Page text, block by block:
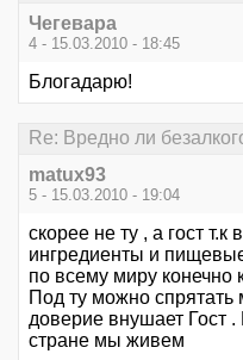
Чегевара
4 - 15.03.2010 - 18:45
Блогадарю!
Re: Вредно ли
matux93
5 - 15.03.2010 - 19:04
скорее не ту , а гост
ингредиенты и
по всему миру конечно
Под ту можно спрятать
доверие внушает Гост
стране мы живем